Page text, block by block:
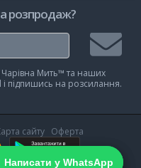
Написати у WhatsApp
Написати у WhatsApp
розпродаж?
на
Чарівна Мить™ та наших
і підпишись на розсилання.
сайту Оферта